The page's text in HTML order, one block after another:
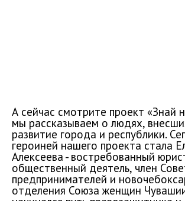
А сейчас смотрите проект «Знай
мы рассказываем о людях,
развитие города и республики.
героиней нашего проекта стала
Алексеева - востребованный
общественный деятель, член
предпринимателей и
отделения Союза женщин